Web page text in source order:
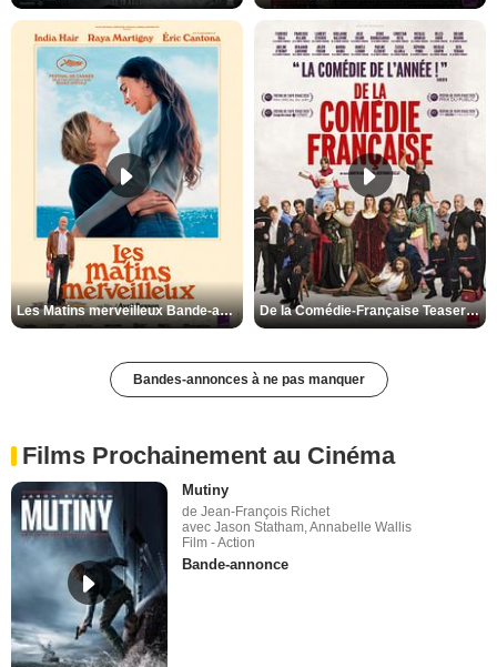
Les Matins merveilleux Bande-annonce VF De la Comédie-Française Teaser VF
Bandes-annonces à ne pas manquer
Films Prochainement au Cinéma
Mutiny
de Jean-François Richet
avec Jason Statham, Annabelle Wallis
Film - Action
Bande-annonce